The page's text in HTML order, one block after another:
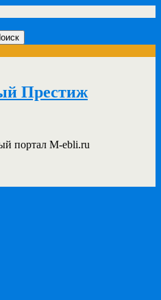
Престиж
портал M-ebli.ru